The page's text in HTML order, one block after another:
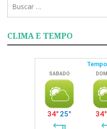
para:
CLIMA E TEMPO